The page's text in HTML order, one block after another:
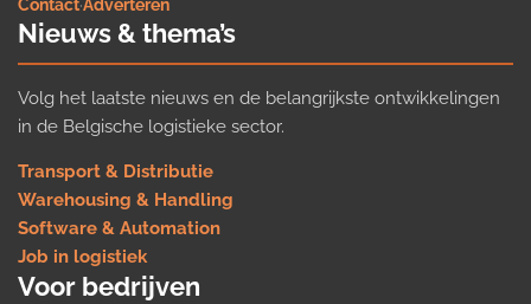
Contact·Adverteren
Nieuws & thema’s
Volg het laatste nieuws en de belangrijkste ontwikkelingen
in de Belgische logistieke sector.
Transport & Distributie
Warehousing & Handling
Software & Automation
Job in logistiek
Voor bedrijven